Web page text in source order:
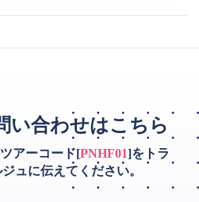
い合わせはこちら
アーコード[PNHF01]をトラ
ュに伝えてください。